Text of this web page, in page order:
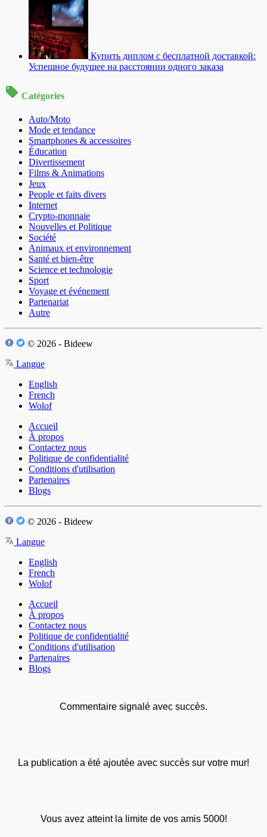
Купить диплом с бесплатной доставкой:
Успешное будущее на расстоянии одного заказа
Catégories
Auto/Moto
Mode et tendance
Smartphones & accessoires
Éducation
Divertissement
Films & Animations
Jeux
People et faits divers
Internet
Crypto-monnaie
Nouvelles et Politique
Société
Animaux et environnement
Santé et bien-être
Science et technologie
Sport
Voyage et événement
Partenariat
Autre
© 2026 - Bideew
Langue
English
French
Wolof
Accueil
À propos
Contactez nous
Politique de confidentialité
Conditions d'utilisation
Partenaires
Blogs
© 2026 - Bideew
Langue
English
French
Wolof
Accueil
À propos
Contactez nous
Politique de confidentialité
Conditions d'utilisation
Partenaires
Blogs
Commentaire signalé avec succès.
La publication a été ajoutée avec succès sur votre mur!
Vous avez atteint la limite de vos amis 5000!